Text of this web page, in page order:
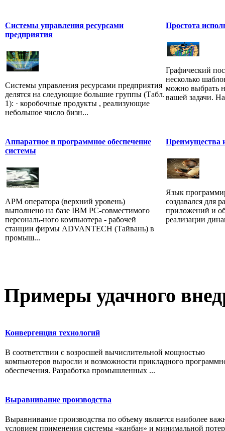
Системы управления ресурсами
предприятия
Системы управления ресурсами предприятия
делятся на следующие большие группы (Табл.
1): · коробочные продукты , реализующие
небольшое число бизн...
Простота
Графический
несколько
можно выбрать
вашей задачи.
Аппаратное и программное обеспечение
системы
АРМ оператора (верхний уровень)
выполнено на базе IВМ РС-совместимого
персональ-ного компьютера - рабочей
станции фирмы ADVANTECH (Тайвань) в
промыш...
Преимущества
Язык
создавался для
приложений и
реализации
Примеры удачного
Конвергенция технологий
В соответствии с возросшей вычислительной мощностью
компьютеров выросли и возможности прикладного
обеспечения. Разработка промышленных ...
Выравнивание производства
Выравнивание производства по объему является наиболее
условием применения системы «канбан» и минимальной